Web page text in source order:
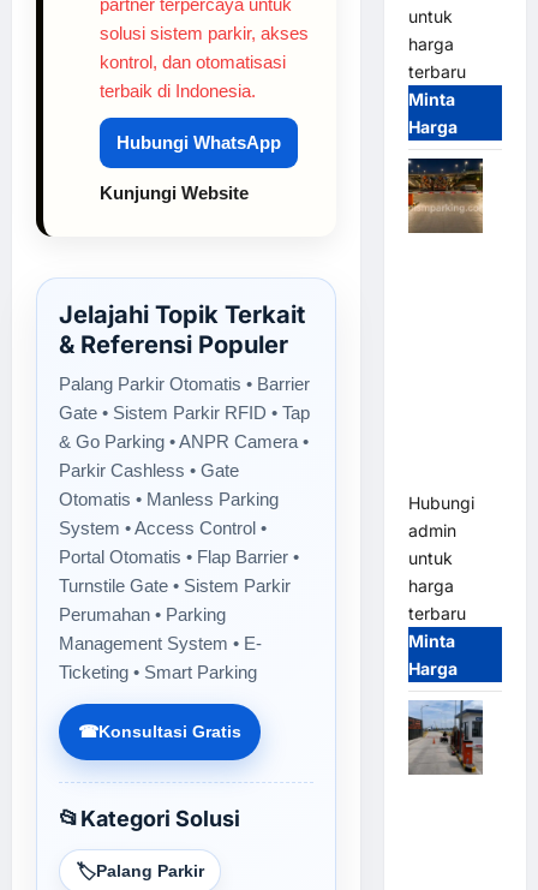
partner terpercaya untuk
solusi sistem parkir, akses
kontrol, dan otomatisasi
terbaik di Indonesia.
Hubungi WhatsApp
Kunjungi Website
Jelajahi Topik Terkait
& Referensi Populer
Palang Parkir Otomatis • Barrier
Gate • Sistem Parkir RFID • Tap
& Go Parking • ANPR Camera •
Parkir Cashless • Gate
Otomatis • Manless Parking
System • Access Control •
Portal Otomatis • Flap Barrier •
Turnstile Gate • Sistem Parkir
Perumahan • Parking
Management System • E-
Ticketing • Smart Parking
☎Konsultasi Gratis
📂Kategori Solusi
🏷️Palang Parkir
untuk
harga
terbaru
Minta
Harga
Hubungi
admin
untuk
harga
terbaru
Minta
Harga